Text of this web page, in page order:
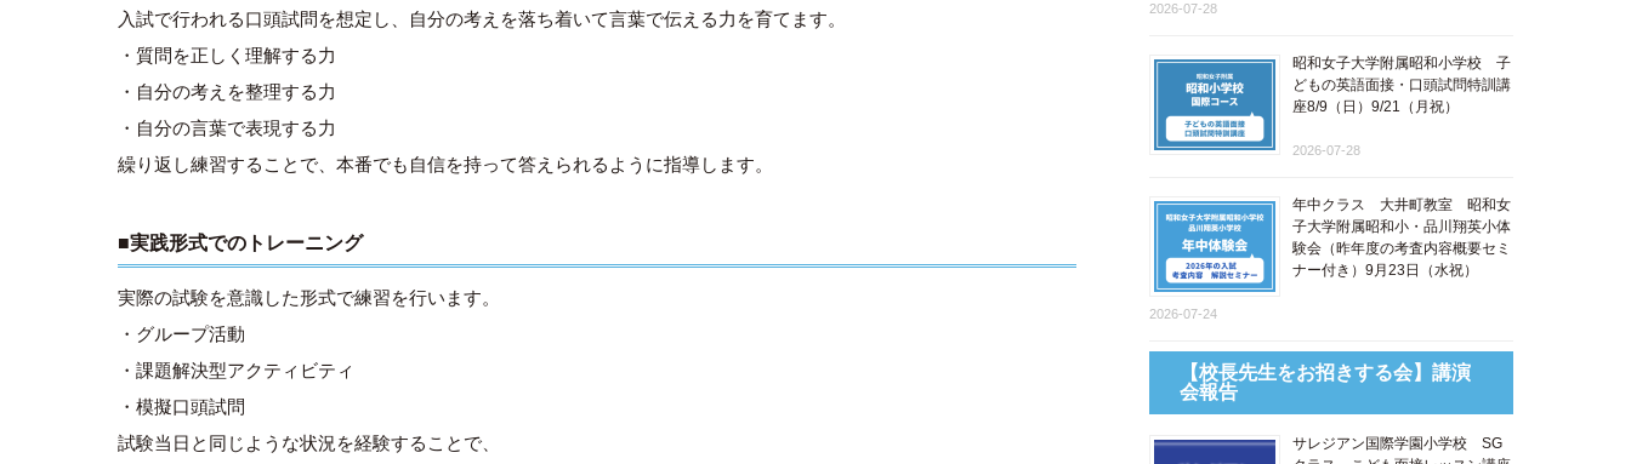
入試で行われる口頭試問を想定し、自分の考えを落ち着いて言葉で伝える力を育てます。
・質問を正しく理解する力
・自分の考えを整理する力
・自分の言葉で表現する力
繰り返し練習することで、本番でも自信を持って答えられるように指導します。
■実践形式でのトレーニング
実際の試験を意識した形式で練習を行います。
・グループ活動
・課題解決型アクティビティ
・模擬口頭試問
試験当日と同じような状況を経験することで、
2026-07-28
昭和女子大学附属昭和小学校 子
どもの英語面接・口頭試問特訓講
座8/9（日）9/21（月祝）
2026-07-28
年中クラス 大井町教室 昭和女
子大学附属昭和小・品川翔英小体
験会（昨年度の考査内容概要セミ
ナー付き）9月23日（水祝）
2026-07-24
【校長先生をお招きする会】講演
会報告
サレジアン国際学園小学校 SG